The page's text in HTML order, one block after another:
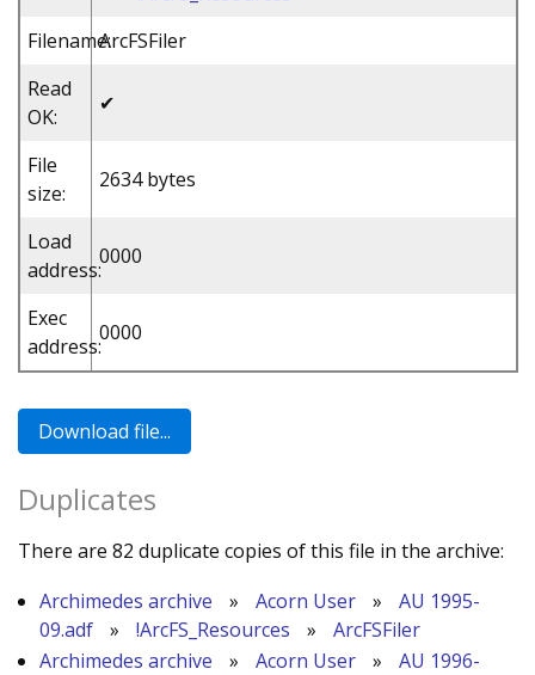
Filename:ArcFSFiler
Read
OK:
✔
File
size:
2634 bytes
Load
address:
0000
Exec
address:
0000
Duplicates
There are 82 duplicate copies of this file in the archive:
Archimedes archive
» Acorn User »
AU 1995-
09.adf
» !ArcFS_Resources »
ArcFSFiler
Archimedes archive
» Acorn User »
AU 1996-